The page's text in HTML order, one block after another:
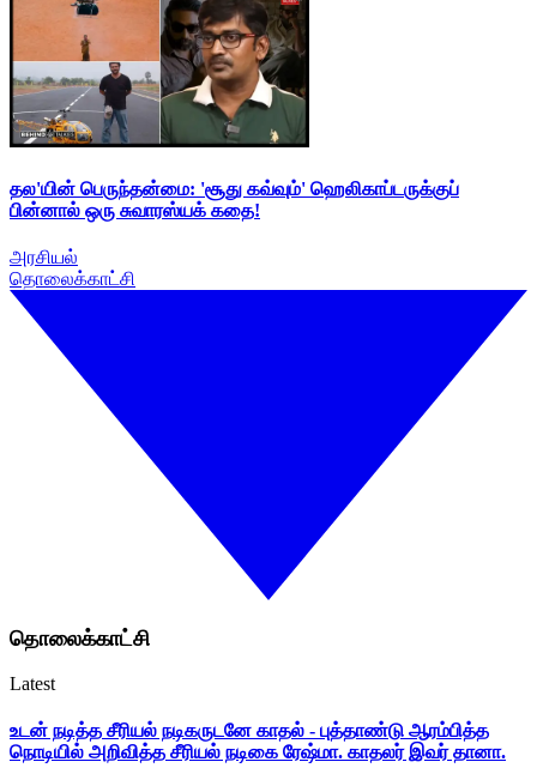
தல'யின் பெருந்தன்மை: 'சூது கவ்வும்' ஹெலிகாப்டருக்குப்
பின்னால் ஒரு சுவாரஸ்யக் கதை!
அரசியல்
தொலைக்காட்சி
தொலைக்காட்சி
Latest
உடன் நடித்த சீரியல் நடிகருடனே காதல் - புத்தாண்டு ஆரம்பித்த
நொடியில் அறிவித்த சீரியல் நடிகை ரேஷ்மா. காதலர் இவர் தானா.